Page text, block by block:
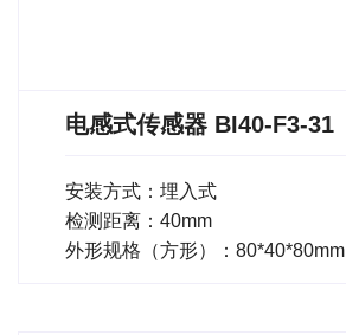
电感式传感器 BI40-F3-31
安装方式：埋入式
检测距离：40mm
外形规格（方形）：80*40*80mm